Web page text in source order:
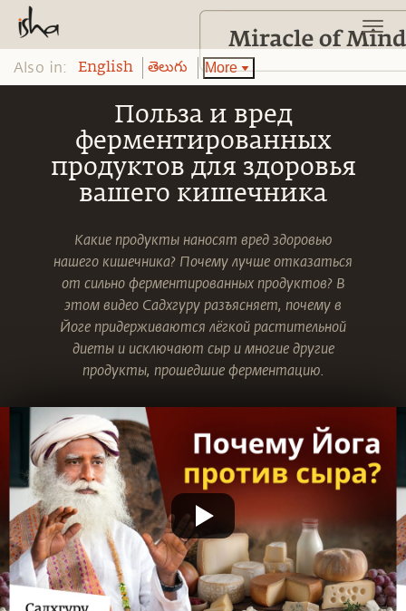
Also in: English తెలుగు More
Польза и вред
ферментированных
продуктов для здоровья
вашего кишечника
Какие продукты наносят вред здоровью
нашего кишечника? Почему лучше отказаться
от сильно ферментированных продуктов? В
этом видео Садхгуру разъясняет, почему в
Йоге придерживаются лёгкой растительной
диеты и исключают сыр и многие другие
продукты, прошедшие ферментацию.